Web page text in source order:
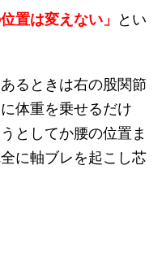
位置は変えない」
とい
るときは右の股関節
体重を乗せるだけ
としてか腰の位置ま
に軸ブレを起こし芯